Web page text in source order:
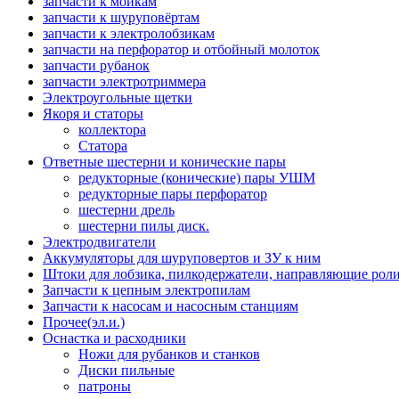
запчасти к шуруповёртам
запчасти к электролобзикам
запчасти на перфоратор и отбойный молоток
запчасти рубанок
запчасти электротриммера
Электроугольные щетки
Якоря и статоры
коллектора
Статора
Ответные шестерни и конические пары
редукторные (конические) пары УШМ
редукторные пары перфоратор
шестерни дрель
шестерни пилы диск.
Электродвигатели
Аккумуляторы для шуруповертов и ЗУ к ним
Штоки для лобзика, пилкодержатели, направляющие
Запчасти к цепным электропилам
Запчасти к насосам и насосным станциям
Прочее(эл.и.)
Оснастка и расходники
Ножи для рубанков и станков
Диски пильные
патроны